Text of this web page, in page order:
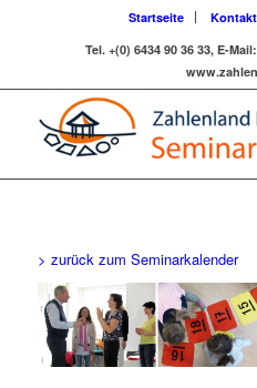
Startseite Kontakt
Tel. +(0) 6434 90 36 33, E-
> zurück zum Seminarkalender